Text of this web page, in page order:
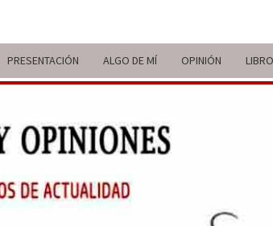
PRESENTACIÓN ALGO DE MÍ OPINIÓN